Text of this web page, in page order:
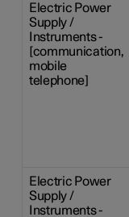
Electric Power
Supply /
Instruments -
[communication,
mobile
telephone]
Electric Power
Supply /
Instruments -